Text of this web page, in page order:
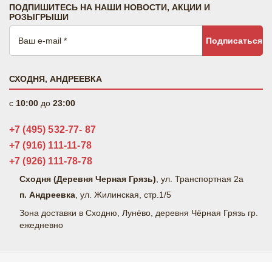
ПОДПИШИТЕСЬ НА НАШИ НОВОСТИ, АКЦИИ И
РОЗЫГРЫШИ
Подписаться
СХОДНЯ, АНДРЕЕВКА
c 10:00 до 23:00
+7 (495) 532-77- 87
+7 (916) 111-11-78
+7 (926) 111-78-78
Сходня (Деревня Черная Грязь) , ул. Транспортная 2а
п. Андреевка , ул. Жилинская, стр.1/5
Зона доставки в Сходню, Лунёво, деревня Чёрная Грязь гр.
ежедневно